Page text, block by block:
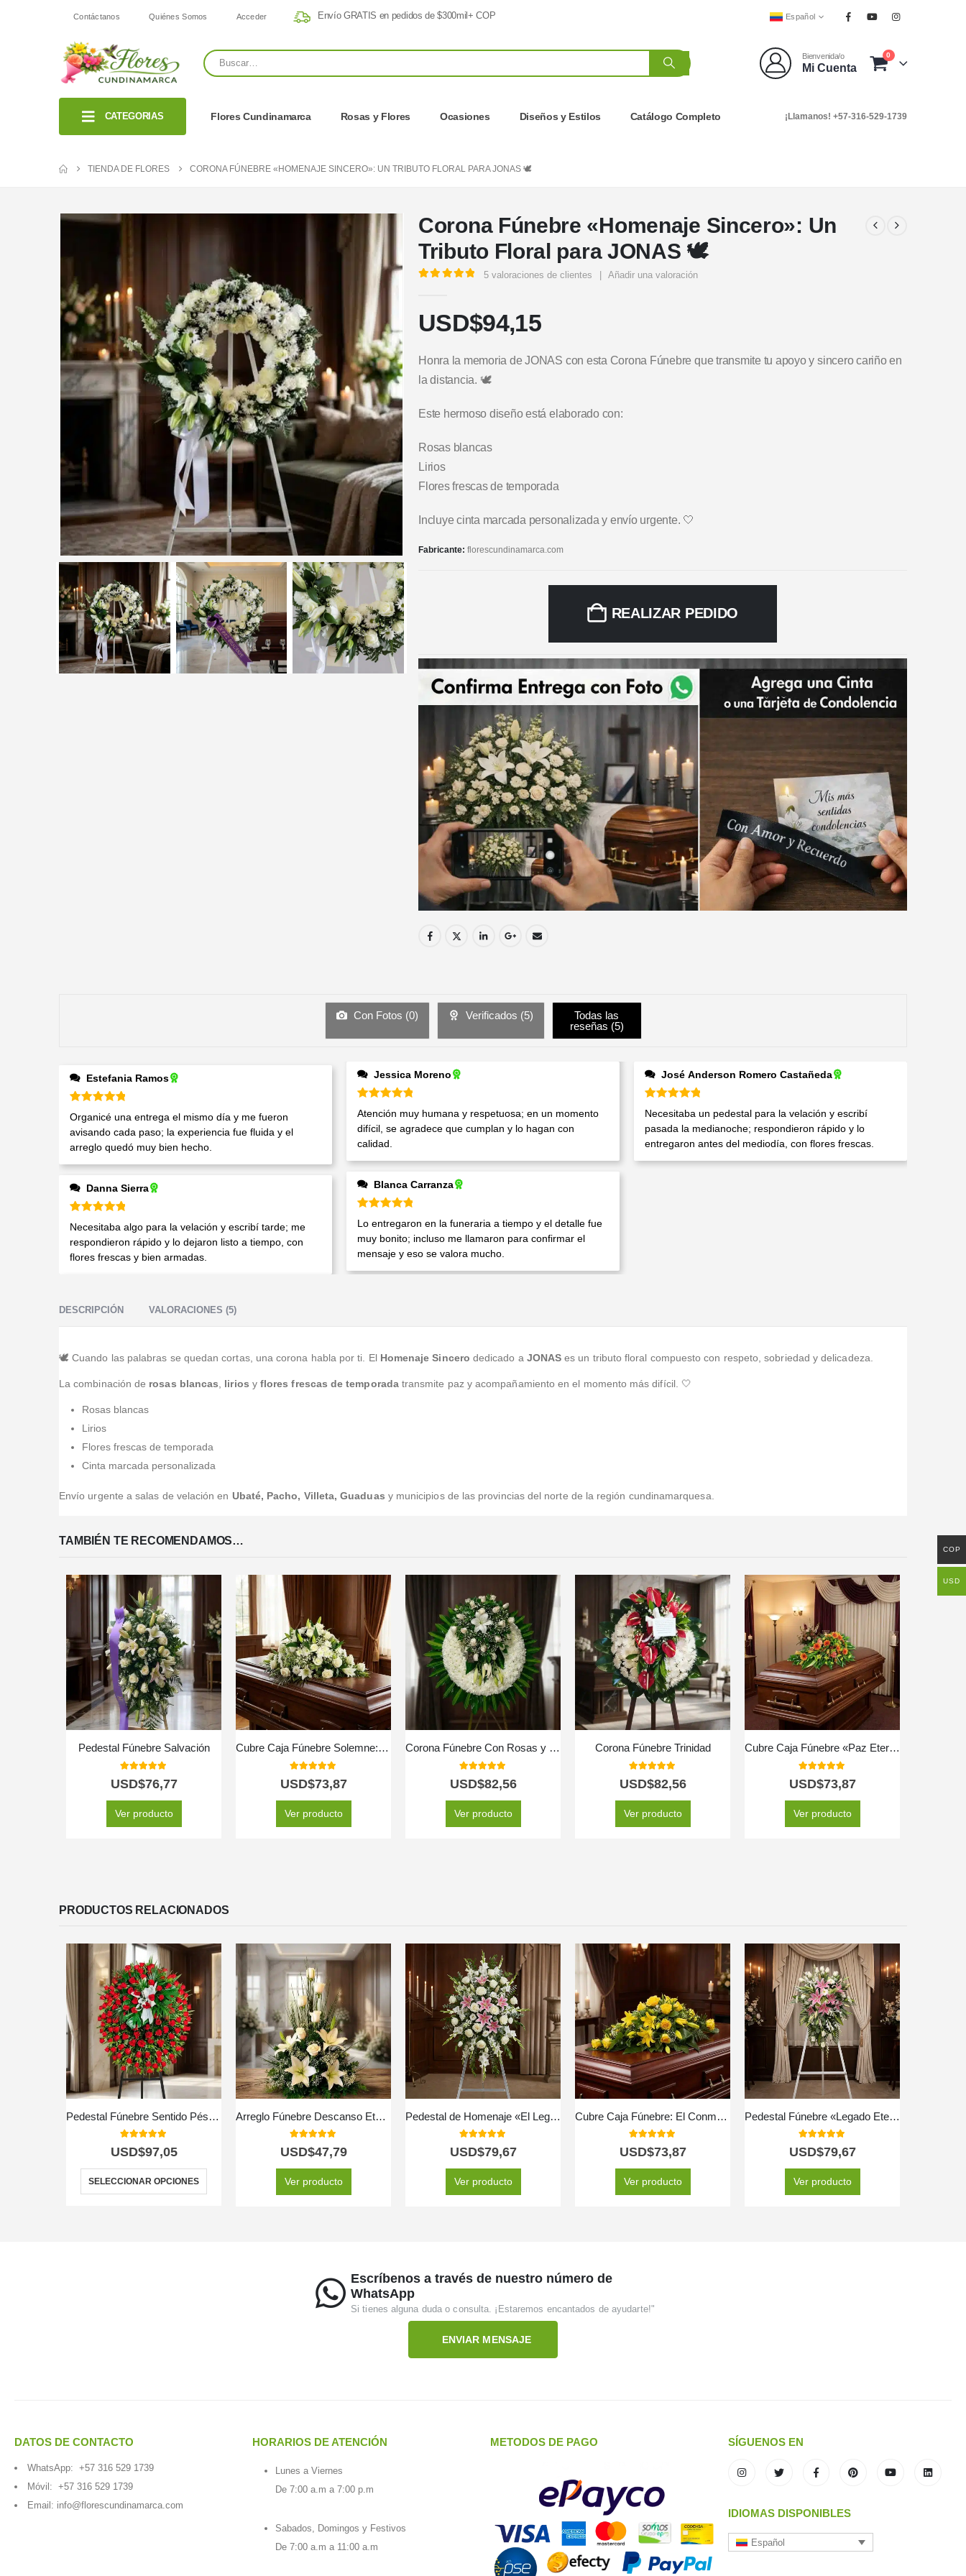
Contáctanos Quiénes Somos Acceder Envío GRATIS en pedidos de $300mil+ COP Español
Bienvenida/o
Mi Cuenta
0
CATEGORIAS Flores Cundinamarca Rosas y Flores Ocasiones Diseños y Estilos Catálogo Completo ¡Llamanos! +57-316-529-1739
TIENDA DE FLORES CORONA FÚNEBRE «HOMENAJE SINCERO»: UN TRIBUTO FLORAL PARA JONAS 🕊️
Corona Fúnebre «Homenaje Sincero»: Un
Tributo Floral para JONAS 🕊️
5 valoraciones de clientes Añadir una valoración
USD$94,15
Honra la memoria de JONAS con esta Corona Fúnebre que transmite tu apoyo y sincero cariño en
la distancia. 🕊️
Este hermoso diseño está elaborado con:
Rosas blancas
Lirios
Flores frescas de temporada
Incluye cinta marcada personalizada y envío urgente. 🤍
Fabricante: florescundinamarca.com
REALIZAR PEDIDO
Con Fotos (0) Verificados (5)
Todas las
reseñas (5)
Estefania Ramos
Valorado en
Organicé una entrega el mismo día y me fueron
avisando cada paso; la experiencia fue fluida y el
arreglo quedó muy bien hecho.
Danna Sierra
Valorado en
Necesitaba algo para la velación y escribí tarde; me
respondieron rápido y lo dejaron listo a tiempo, con
flores frescas y bien armadas.
Jessica Moreno
Valorado en 5
Atención muy humana y respetuosa; en un momento
difícil, se agradece que cumplan y lo hagan con
calidad.
Blanca Carranza
Valorado en de 5
Lo entregaron en la funeraria a tiempo y el detalle fue
muy bonito; incluso me llamaron para confirmar el
mensaje y eso se valora mucho.
José Anderson Romero Castañeda
Valorado en de 5
Necesitaba un pedestal para la velación y escribí
pasada la medianoche; respondieron rápido y lo
entregaron antes del mediodía, con flores frescas.
DESCRIPCIÓN VALORACIONES (5)
🕊️ Cuando las palabras se quedan cortas, una corona habla por ti. El Homenaje Sincero dedicado a JONAS es un tributo floral compuesto con respeto, sobriedad y delicadeza.
La combinación de rosas blancas, lirios y flores frescas de temporadatransmite paz y acompañamiento en el momento más difícil. 🤍
Rosas blancas
Lirios
Flores frescas de temporada
Cinta marcada personalizada
Envío urgente a salas de velación en Ubaté, Pacho, Villeta, Guaduas y municipios de las provincias del norte de la región cundinamarquesa.
TAMBIÉN TE RECOMENDAMOS…
Pedestal Fúnebre Salvación
USD$76,77
Ver producto
Cubre Caja Fúnebre Solemne: El Respetuoso Homenaje a Lidia 🕊️
USD$73,87
Ver producto
Corona Fúnebre Con Rosas y Lirios
USD$82,56
Ver producto
Corona Fúnebre Trinidad
USD$82,56
Ver producto
Cubre Caja Fúnebre «Paz Eterna» para el Último Adiós a Jair 🕊️
USD$73,87
Ver producto
PRODUCTOS RELACIONADOS
Pedestal Fúnebre Sentido Pésame
out of 5
USD$97,05
SELECCIONAR OPCIONES
Arreglo Fúnebre Descanso Eterno
out of 5
USD$47,79
Ver producto
Pedestal de Homenaje «El Legado de Josafat»: Tributo Digno y Solemne 🕊️
out of 5
USD$79,67
Ver producto
Cubre Caja Fúnebre: El Conmovedor Homenaje a Caleb 🕊️
out of 5
USD$73,87
Ver producto
Pedestal Fúnebre «Legado Eterno» para Marcelo 🕊️
out of 5
USD$79,67
Ver producto
Escríbenos a través de nuestro número de
WhatsApp
Si tienes alguna duda o consulta. ¡Estaremos encantados de ayudarte!"
ENVIAR MENSAJE
DATOS DE CONTACTO
WhatsApp: +57 316 529 1739
Móvil: +57 316 529 1739
Email: info@florescundinamarca.com
HORARIOS DE ATENCIÓN
Lunes a Viernes
De 7:00 a.m a 7:00 p.m
Sabados, Domingos y Festivos
De 7:00 a.m a 11:00 a.m
METODOS DE PAGO SÍGUENOS EN
IDIOMAS DISPONIBLES
Español
COP
USD